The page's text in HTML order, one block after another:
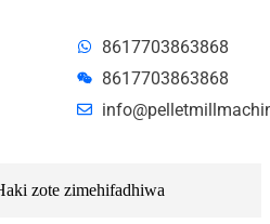
8617703863868
8617703863868
zote zimehifadhiwa